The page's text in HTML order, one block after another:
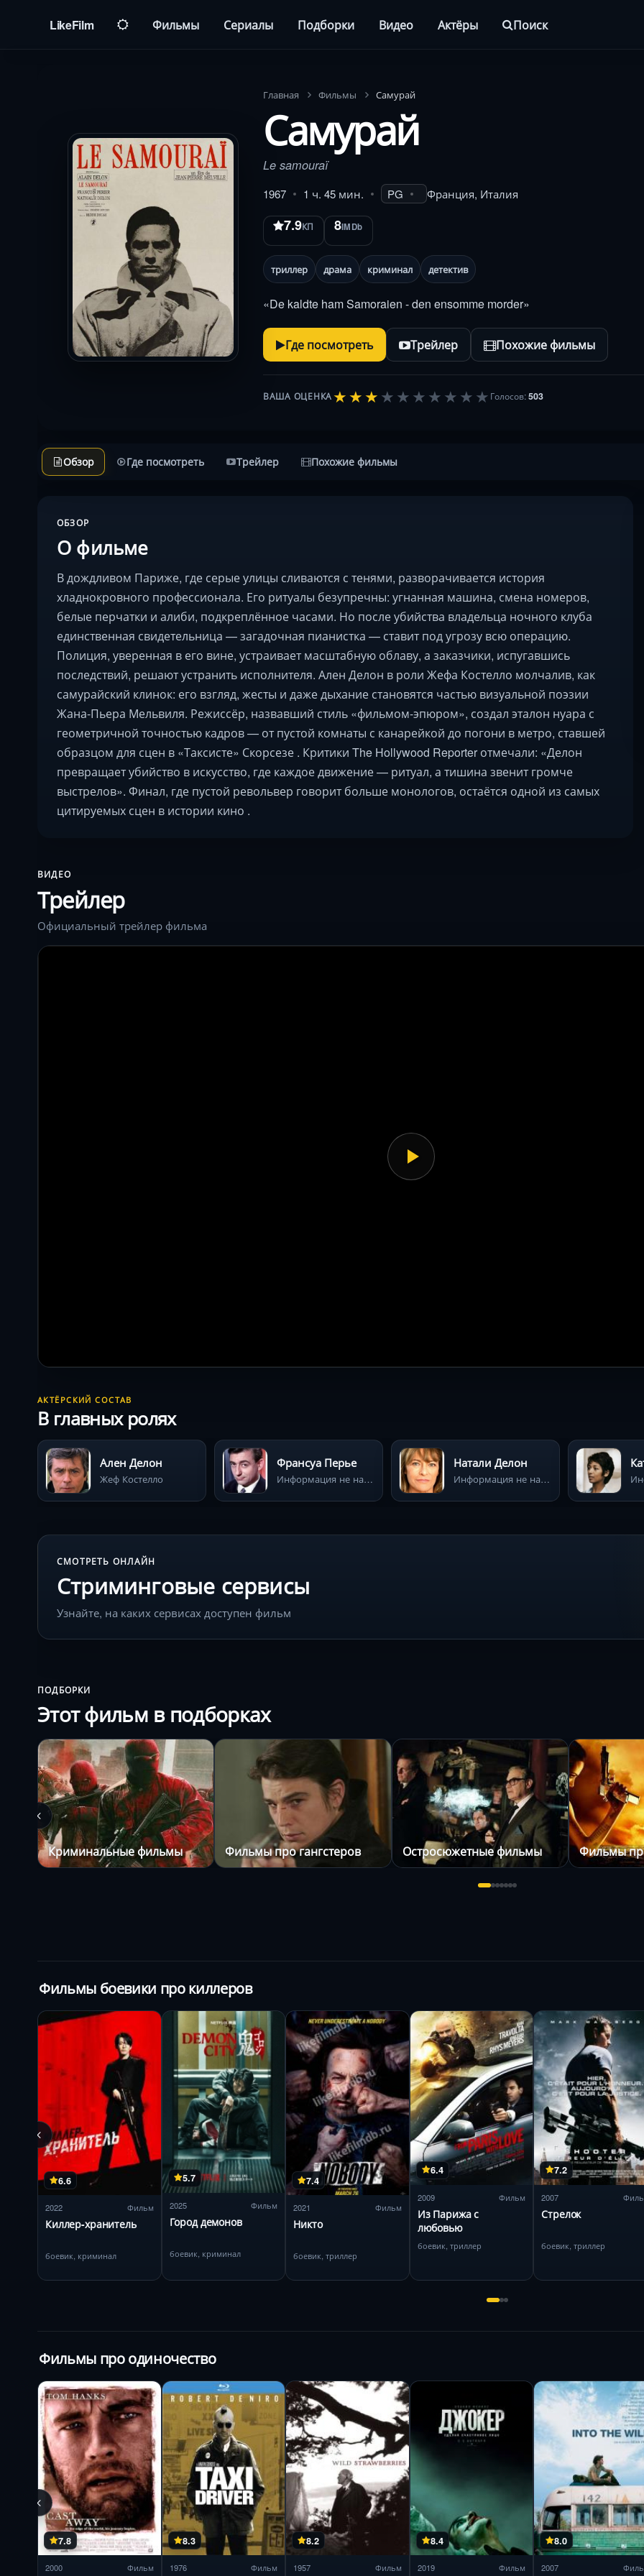
LikeFilm Фильмы Сериалы Подборки Видео Актёры Поиск
Главная Фильмы Самурай
Самурай
Le samouraï
1967 1 ч. 45 мин. PG Франция, Италия
7.9КП 8IMDb
триллер драма криминал детектив
«De kaldte ham Samoraien - den ensomme morder»
Где посмотреть Трейлер Похожие фильмы
ВАША ОЦЕНКА★★★★★★★★★★ Голосов:503
Обзор Где посмотреть Трейлер Похожие фильмы
ОБЗОР
О фильме
В дождливом Париже, где серые улицы сливаются с тенями, разворачивается история
хладнокровного профессионала. Его ритуалы безупречны: угнанная машина, смена номеров,
белые перчатки и алиби, подкреплённое часами. Но после убийства владельца ночного клуба
единственная свидетельница — загадочная пианистка — ставит под угрозу всю операцию.
Полиция, уверенная в его вине, устраивает масштабную облаву, а заказчики, испугавшись
последствий, решают устранить исполнителя. Ален Делон в роли Жефа Костелло молчалив, как
самурайский клинок: его взгляд, жесты и даже дыхание становятся частью визуальной поэзии
Жана-Пьера Мельвиля. Режиссёр, назвавший стиль «фильмом-эпюром», создал эталон нуара с
геометричной точностью кадров — от пустой комнаты с канарейкой до погони в метро, ставшей
образцом для сцен в «Таксисте» Скорсезе . Критики The Hollywood Reporter отмечали: «Делон
превращает убийство в искусство, где каждое движение — ритуал, а тишина звенит громче
выстрелов». Финал, где пустой револьвер говорит больше монологов, остаётся одной из самых
цитируемых сцен в истории кино .
ВИДЕО
Трейлер
Официальный трейлер фильма
АКТЁРСКИЙ СОСТАВ
В главных ролях
Ален Делон
Жеф Костелло
Франсуа Перье
Информация не найдена
Натали Делон
Информация не найдена
СМОТРЕТЬ ОНЛАЙН
Стриминговые сервисы
Узнайте, на каких сервисах доступен фильм
ПОДБОРКИ
Этот фильм в подборках
Криминальные фильмы Фильмы про гангстеров Остросюжетные фильмы Фильмы
Фильмы боевики про киллеров
6.6
2022 Фильм
Киллер-хранитель
боевик, криминал
5.7
2025 Фильм
Город демонов
боевик, криминал
7.4
2021 Фильм
Никто
боевик, триллер
6.4
2009 Фильм
Из Парижа с
любовью
боевик, триллер
7.2
2007
Стрелок
боевик, триллер
Фильмы про одиночество
7.8
2000 Фильм
8.3
1976 Фильм
8.2
1957 Фильм
8.4
2019 Фильм
8.0
2007